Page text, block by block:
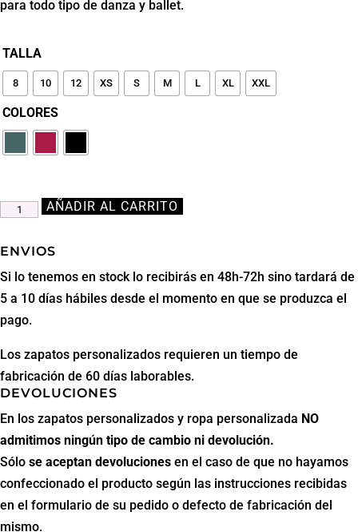
para todo tipo de danza y ballet.
TALLA
8 10 12 XS S M L XL XXL
COLORES
Maillot
Manila
tirantes
con
red
Intermezzo
cantidad
AÑADIR AL CARRITO
ENVIOS
Si lo tenemos en stock lo recibirás en 48h-72h sino tardará de
5 a 10 días hábiles desde el momento en que se produzca el
pago.
Los zapatos personalizados requieren un tiempo de
fabricación de 60 días laborables.
DEVOLUCIONES
En los zapatos personalizados y ropa personalizada NO
admitimos ningún tipo de cambio ni devolución.
Sólo se aceptan devoluciones en el caso de que no hayamos
confeccionado el producto según las instrucciones recibidas
en el formulario de su pedido o defecto de fabricación del
mismo.